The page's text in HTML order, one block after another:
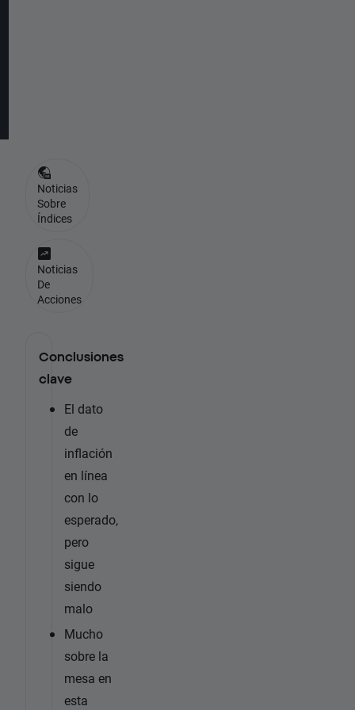
Conclusiones
clave
El dato
de
inflación
en línea
con lo
esperado,
pero
sigue
siendo
malo
Mucho
sobre la
mesa en
esta
Noticias
Sobre
Índices
Noticias
De
Acciones